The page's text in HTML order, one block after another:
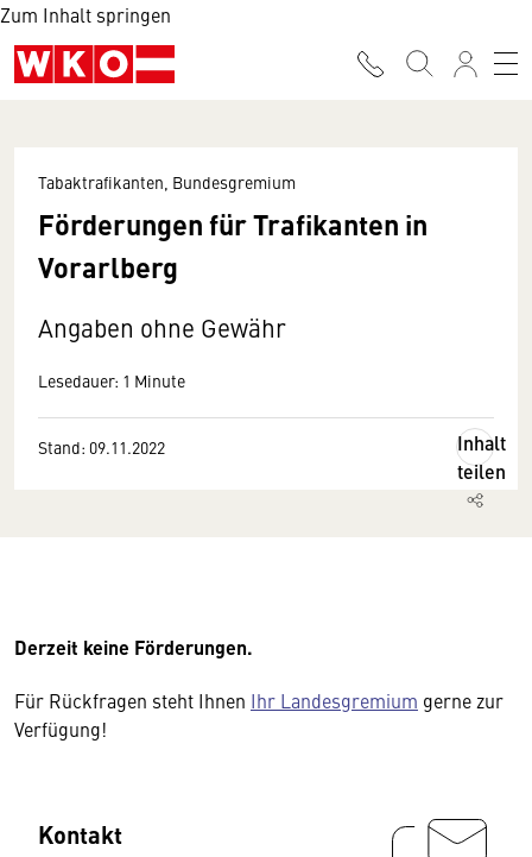
Zum Inhalt springen
Tabaktrafikanten, Bundesgremium
Förderungen für Trafikanten in
Vorarlberg
Angaben ohne Gewähr
Lesedauer: 1 Minute
Stand: 09.11.2022
Inhalt
teilen
Derzeit keine Förderungen.
Für Rückfragen steht Ihnen Ihr Landesgremium gerne zur
Verfügung!
Kontakt